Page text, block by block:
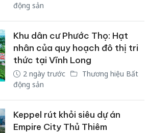
động sản
Khu dân cư Phước Thọ: Hạt
nhân của quy hoạch đô thị tri
thức tại Vĩnh Long
2 ngày trước
Thương hiệu Bất
động sản
Keppel rút khỏi siêu dự án
Empire City Thủ Thiêm